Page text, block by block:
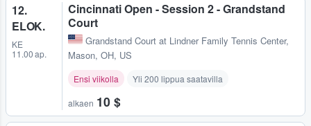
12.
ELOK.
KE
11.00 ap.
Cincinnati Open - Session 2 - Grandstand
Court
Grandstand Court at Lindner Family Tennis Center,
Mason, OH, US
Ensi viikolla Yli 200 lippua saatavilla
alkaen 10 $